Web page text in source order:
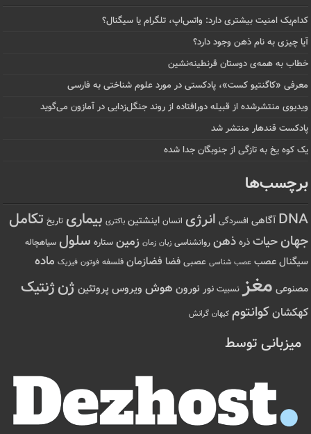
کدام‌یک امنیت بیشتری دارد: واتس‌اپ، تلگرام یا سیگنال؟
آیا چیزی به نام ذهن وجود دارد؟
خطاب به همه‌ی دوستان قرنطینه‌نشین
معرفی «کاگنتیو کست»، پادکستی در مورد علوم شناختی به فارسی
ویدیوی منتشرشده از قبیله دورافتاده‌ از روند جنگل‌زدایی در آمازون می‌گوید
پادکست قندهار منتشر شد
یک کوه یخ به تازگی از جنوبگان جدا شده
برچسب‌ها
DNA آگاهی افسردگی انرژی انسان اینشتین باکتری بیماری تاریخ تکامل
جهانحیات ذره ذهن روانشناسی زبان زمان زمین ستاره سلول سیاهچاله
سیگنال عصب عصب شناسی عصبی فضا فضازمان فلسفه فوتون فیزیک ماده
مصنوعی مغز نسبیت نور نورون هوش ویروس پروتئین ژنژنتیک
کهکشانکوانتوم کیهان گرانش
میزبانی توسط